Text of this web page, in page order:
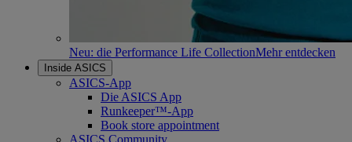
Neu: die Performance Life CollectionMehr entdecken
Inside ASICS
ASICS-App
Die ASICS App
Runkeeper™-App
Book store appointment
ASICS Community